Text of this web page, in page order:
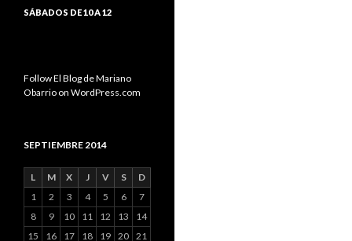
SÁBADOS DE 10 A 12
Follow El Blog de Mariano
Obarrio on WordPress.com
SEPTIEMBRE 2014
L M X J V S D
1 2 3 4 5 6
7
8
9 10 11 12 13
14
15
16 17 18 19 20 21